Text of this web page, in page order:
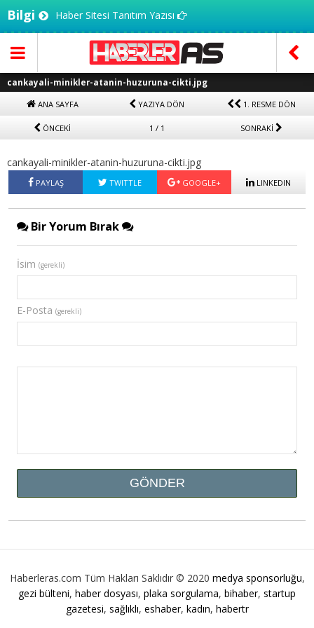
Bilgi Haber Sitesi Tanıtım Yazısı
cankayali-minikler-atanin-huzuruna-cikti.jpg
ANA SAYFA YAZIYA DÖN 1. RESME DÖN
ÖNCEKİ 1 / 1 SONRAKİ
cankayali-minikler-atanin-huzuruna-cikti.jpg
PAYLAŞ TWITTLE GOOGLE+ LINKEDIN
Bir Yorum Bırak
İsim (gerekli)
E-Posta (gerekli)
Haberleras.com Tüm Hakları Saklıdır © 2020 medya sponsorluğu,
gezi bülteni, haber dosyası, plaka sorgulama, bihaber, startup
gazetesi, sağlıklı, eshaber, kadın, habertr